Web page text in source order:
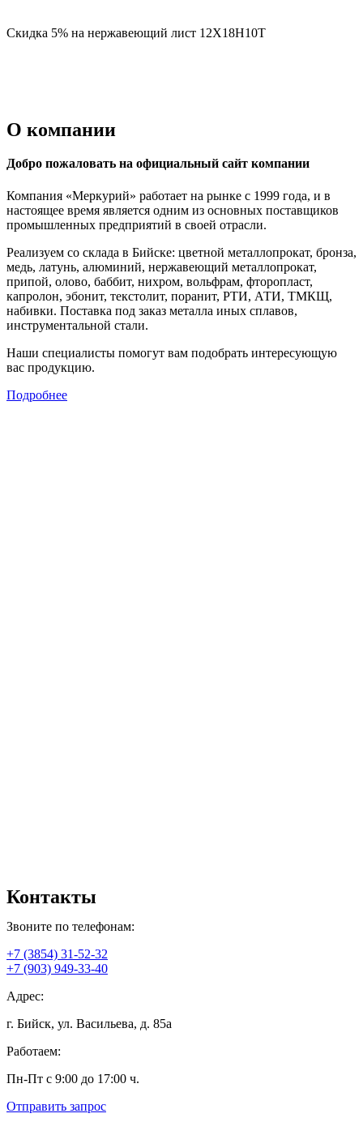
Скидка 5% на нержавеющий лист 12Х18Н10Т
О компании
Добро пожаловать на официальный сайт компании
Компания «Меркурий» работает на рынке с 1999 года, и в
настоящее время является одним из основных поставщиков
промышленных предприятий в своей отрасли.
Реализуем со склада в Бийске: цветной металлопрокат, бронза,
медь, латунь, алюминий, нержавеющий металлопрокат,
припой, олово, баббит, нихром, вольфрам, фторопласт,
капролон, эбонит, текстолит, поранит, РТИ, АТИ, ТМКЩ,
набивки. Поставка под заказ металла иных сплавов,
инструментальной стали.
Наши специалисты помогут вам подобрать интересующую
вас продукцию.
Подробнее
Контакты
Звоните по телефонам:
+7 (3854) 31-52-32
+7 (903) 949-33-40
Адрес:
г. Бийск, ул. Васильева, д. 85а
Работаем:
Пн-Пт с 9:00 до 17:00 ч.
Отправить запрос